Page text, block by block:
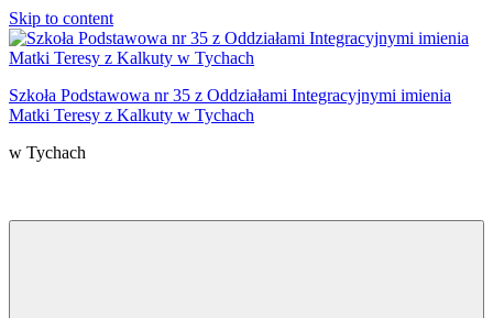
Skip to content
Szkoła Podstawowa nr 35 z Oddziałami Integracyjnymi imienia
Matki Teresy z Kalkuty w Tychach
w Tychach